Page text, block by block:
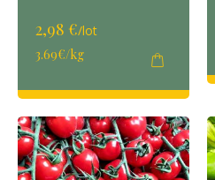
2,98 €/lot
3.69€/kg